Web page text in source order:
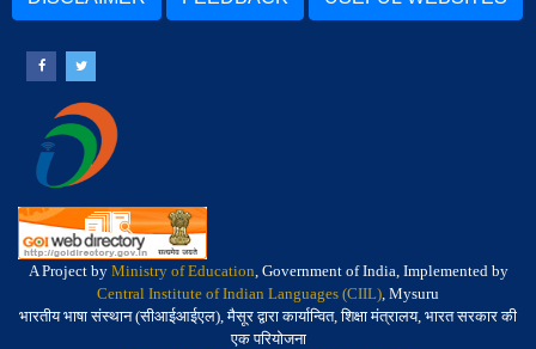
A Project by Ministry of Education, Government of India, Implemented by
Central Institute of Indian Languages (CIIL), Mysuru
भारतीय भाषा संस्थान (सीआईआईएल), मैसूर द्वारा कार्यान्वित, शिक्षा मंत्रालय, भारत सरकार की
एक परियोजना